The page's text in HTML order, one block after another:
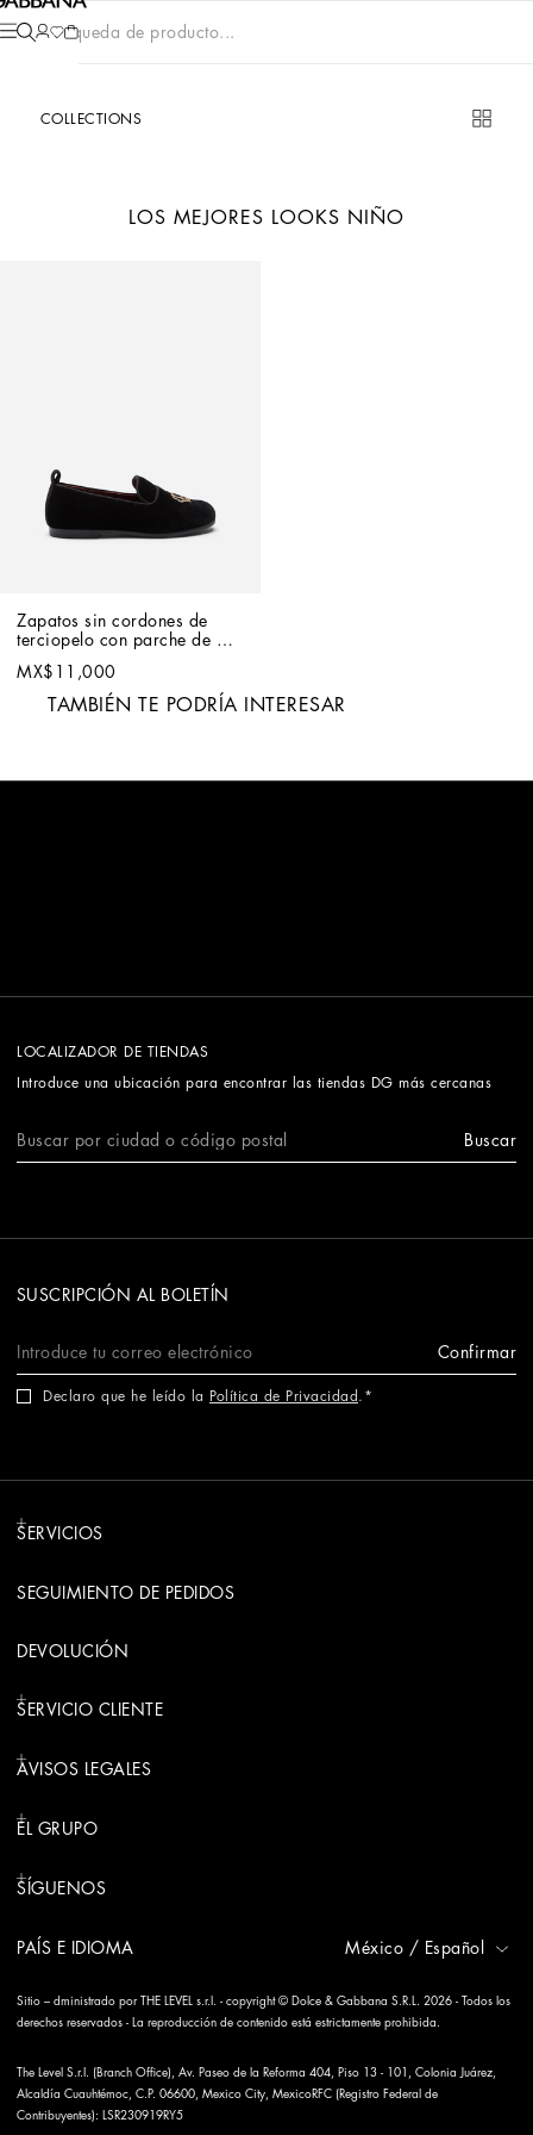
Búsqueda de producto...
COLLECTIONS
LOS MEJORES LOOKS NIÑO
Zapatos sin cordones de
terciopelo con parche de
MX$11,000
TAMBIÉN TE PODRÍA INTERESAR
LOCALIZADOR DE TIENDAS
Introduce una ubicación para encontrar las tiendas DG más cercanas
Buscar
SUSCRIPCIÓN AL BOLETÍN
Confirmar
Declaro que he leído la Política de Privacidad .
SERVICIOS
SEGUIMIENTO DE PEDIDOS
DEVOLUCIÓN
SERVICIO CLIENTE
AVISOS LEGALES
EL GRUPO
SÍGUENOS
PAÍS E IDIOMA México / Español
Sitio – dministrado por THE LEVEL s.r.l. - copyright © Dolce & Gabbana S.R.L. 2026 - Todos los
derechos reservados - La reproducción de contenido está estrictamente prohibida.
The Level S.r.l. (Branch Office), Av. Paseo de la Reforma 404, Piso 13 - 101, Colonia Juárez,
Alcaldía Cuauhtémoc, C.P. 06600, Mexico City, MexicoRFC (Registro Federal de
Contribuyentes): LSR230919RY5